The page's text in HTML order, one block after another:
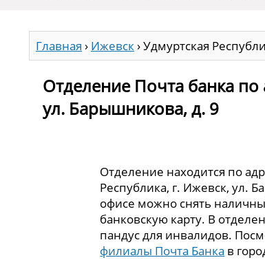
Главная › Ижевск›Удмуртская
Отделение Почта банка по
ул. Барышникова, д. 9
Отделение находится по
Республика, г. Ижевск, ул.
офисе можно снять
банковскую карту. В
пандус для инвалидов.
филиалы Почта Банка в